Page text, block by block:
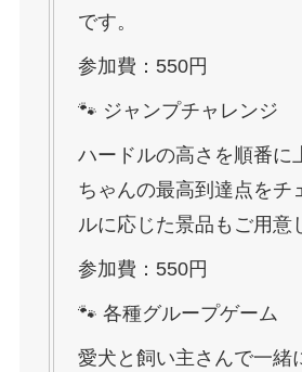
です。
参加費：550円
🐾 ジャンプチャレンジ
ハードルの高さを順番に
ちゃんの最高到達点をチ
ルに応じた景品もご用意
参加費：550円
🐾 各種グループゲーム
愛犬と飼い主さんで一緒